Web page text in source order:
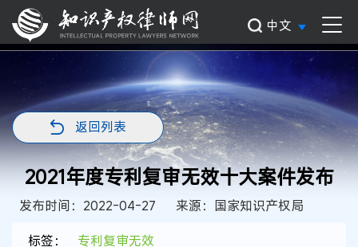
中文
返回列表
2021年度专利复审无效十大案件发布
发布时间：2022-04-27
来源：国家知识产权局
标签：
专利复审无效